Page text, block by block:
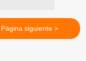
Página siguiente >